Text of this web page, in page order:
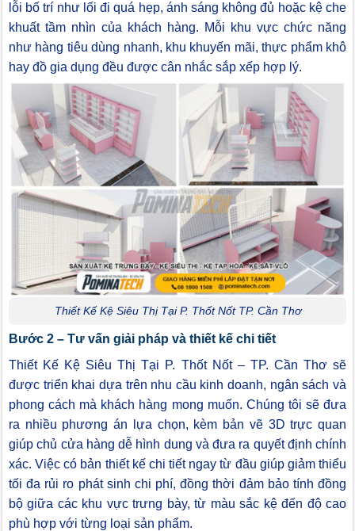
lỗi bố trí như lối đi quá hẹp, ánh sáng không đủ hoặc kệ che
khuất tầm nhìn của khách hàng. Mỗi khu vực chức năng
như hàng tiêu dùng nhanh, khu khuyến mãi, thực phẩm khô
hay đồ gia dụng đều được cân nhắc sắp xếp hợp lý.
Thiết Kế Kệ Siêu Thị Tại P. Thốt Nốt TP. Cần Thơ
Bước 2 – Tư vấn giải pháp và thiết kế chi tiết
Thiết Kế Kệ Siêu Thị Tại P. Thốt Nốt – TP. Cần Thơ sẽ
được triển khai dựa trên nhu cầu kinh doanh, ngân sách và
phong cách mà khách hàng mong muốn. Chúng tôi sẽ đưa
ra nhiều phương án lựa chọn, kèm bản vẽ 3D trực quan
giúp chủ cửa hàng dễ hình dung và đưa ra quyết định chính
xác. Việc có bản thiết kế chi tiết ngay từ đầu giúp giảm thiểu
tối đa rủi ro phát sinh chi phí, đồng thời đảm bảo tính đồng
bộ giữa các khu vực trưng bày, từ màu sắc kệ đến độ cao
phù hợp với từng loại sản phẩm.